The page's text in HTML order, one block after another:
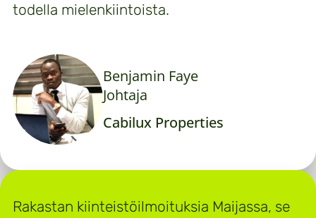
todella mielenkiintoista.
Benjamin Faye
Johtaja
Cabilux Properties
Rakastan kiinteistöilmoituksia Maijassa, se